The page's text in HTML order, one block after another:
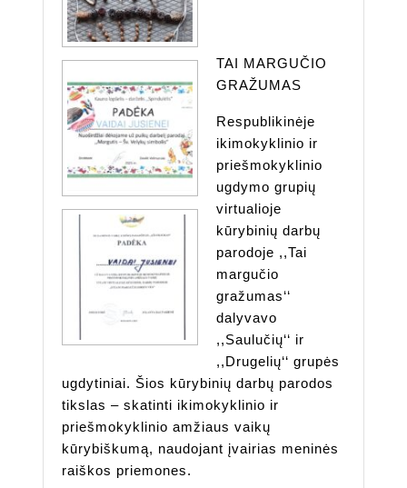
TAI MARGUČIO
GRAŽUMAS
Respublikinėje
ikimokyklinio ir
priešmokyklinio
ugdymo grupių
virtualioje
kūrybinių darbų
parodoje ,,Tai
margučio
gražumas‘‘
dalyvavo
,,Saulučių‘‘ ir
,,Drugelių‘‘ grupės
ugdytiniai. Šios kūrybinių darbų parodos
tikslas – skatinti ikimokyklinio ir
priešmokyklinio amžiaus vaikų
kūrybiškumą, naudojant įvairias meninės
raiškos priemones.